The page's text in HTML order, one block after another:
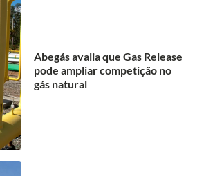
Abegás avalia que Gas Release
pode ampliar competição no
gás natural